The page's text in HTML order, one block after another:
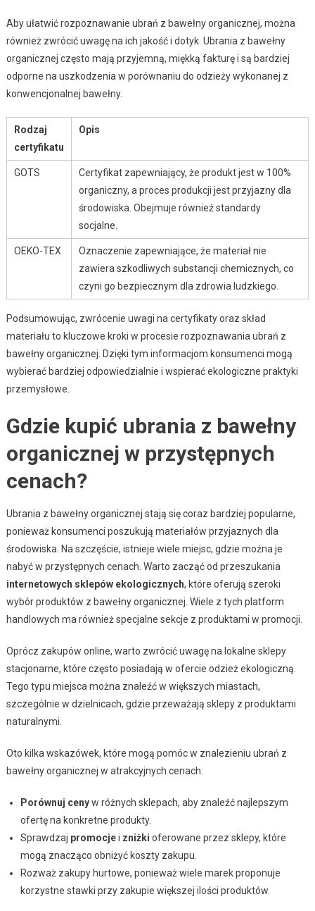
Aby ułatwić rozpoznawanie ubrań z bawełny organicznej, można
również zwrócić uwagę na ich jakość i dotyk. Ubrania z bawełny
organicznej często mają przyjemną, miękką fakturę i są bardziej
odporne na uszkodzenia w porównaniu do odzieży wykonanej z
konwencjonalnej bawełny.
Rodzaj
certyfikatu
Opis
GOTS
Certyfikat zapewniający, że produkt jest w 100%
organiczny, a proces produkcji jest przyjazny dla
środowiska. Obejmuje również standardy
socjalne.
OEKO-TEX
Oznaczenie zapewniające, że materiał nie
zawiera szkodliwych substancji chemicznych, co
czyni go bezpiecznym dla zdrowia ludzkiego.
Podsumowując, zwrócenie uwagi na certyfikaty oraz skład
materiału to kluczowe kroki w procesie rozpoznawania ubrań z
bawełny organicznej. Dzięki tym informacjom konsumenci mogą
wybierać bardziej odpowiedzialnie i wspierać ekologiczne praktyki
przemysłowe.
Gdzie kupić ubrania z bawełny
organicznej w przystępnych
cenach?
Ubrania z bawełny organicznej stają się coraz bardziej popularne,
ponieważ konsumenci poszukują materiałów przyjaznych dla
środowiska. Na szczęście, istnieje wiele miejsc, gdzie można je
nabyć w przystępnych cenach. Warto zacząć od przeszukania
internetowych sklepów ekologicznych, które oferują szeroki
wybór produktów z bawełny organicznej. Wiele z tych platform
handlowych ma również specjalne sekcje z produktami w promocji.
Oprócz zakupów online, warto zwrócić uwagę na lokalne sklepy
stacjonarne, które często posiadają w ofercie odzież ekologiczną.
Tego typu miejsca można znaleźć w większych miastach,
szczególnie w dzielnicach, gdzie przeważają sklepy z produktami
naturalnymi.
Oto kilka wskazówek, które mogą pomóc w znalezieniu ubrań z
bawełny organicznej w atrakcyjnych cenach:
Porównuj cenyw różnych sklepach, aby znaleźć najlepszym
ofertę na konkretne produkty.
Sprawdzaj promocjei zniżki oferowane przez sklepy, które
mogą znacząco obniżyć koszty zakupu.
Rozważ zakupy hurtowe, ponieważ wiele marek proponuje
korzystne stawki przy zakupie większej ilości produktów.